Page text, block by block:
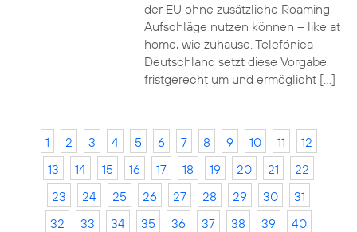
der EU ohne zusätzliche Roaming-
Aufschläge nutzen können – like at
home, wie zuhause. Telefónica
Deutschland setzt diese Vorgabe
fristgerecht um und ermöglicht […]
1 2 3 4 5 6 7 8 9 10 11
12
13
14 15 16 17 18 19 20 21
22
23
24 25 26 27 28 29 30
31
32
33 34 35 36 37 38 39
40